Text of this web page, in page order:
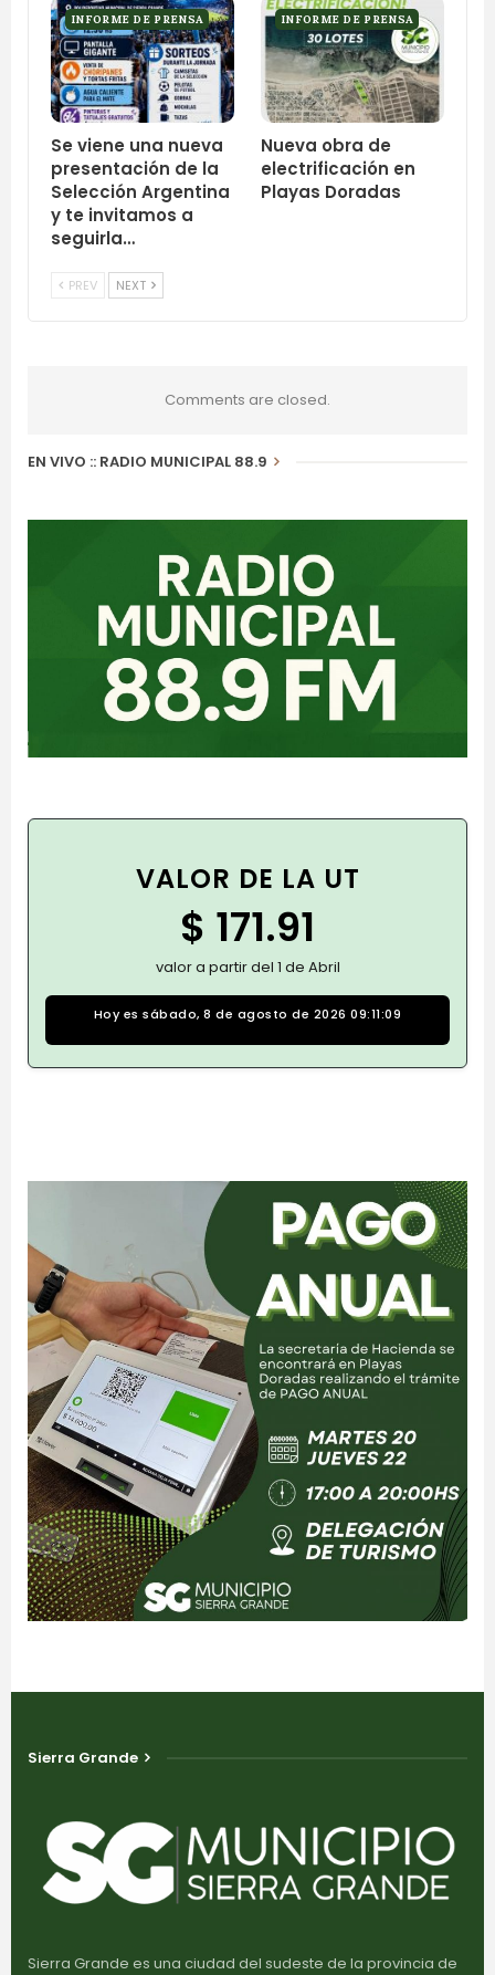
INFORME DE PRENSA
Se viene una nueva
presentación de la
Selección Argentina
y te invitamos a
seguirla…
INFORME DE PRENSA
Nueva obra de
electrificación en
Playas Doradas
PREV NEXT
Comments are closed.
EN VIVO :: RADIO MUNICIPAL 88.9
VALOR DE LA UT
$ 171.91
valor a partir del 1 de Abril
Hoy es sábado, 8 de agosto de 2026 09:11:09
Sierra Grande
Sierra Grande es una ciudad del sudeste de la provincia de